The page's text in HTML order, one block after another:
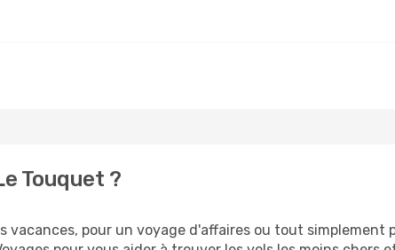
Touquet ?
vacances, pour un voyage d'affaires ou tout simplement